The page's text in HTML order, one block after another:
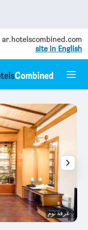
ar.hotelscombined.com
site in English
غرفة نوم